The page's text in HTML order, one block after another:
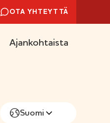
OTA YHTEYTTÄ
Ajankohtaista
Suomi